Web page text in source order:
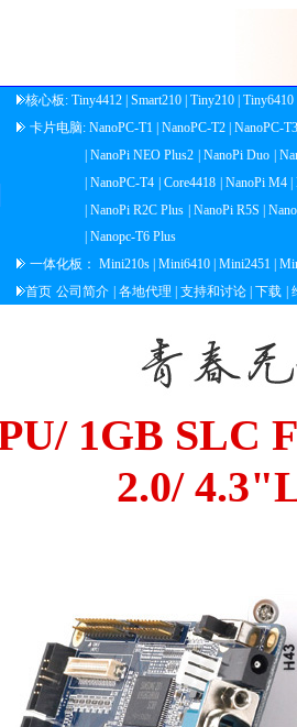
核心板: Tiny4412 | Smart210 | Tiny210 | Tiny6410
卡片电脑: NanoPC-T1 | NanoPC-T2 | NanoPC-
| NanoPi NEO Plus2
| NanoPi Duo
|
| NanoPC-T4
| Core4418 | NanoPi M4
| NanoPi R2C Plus
| NanoPi R5S
|
| Nanopc-T6 Plus
一体化板： Mini210s | Mini6410 | Mini2451 |
首页 公司简介 | 各地代理 | 支持和讨论 | 下载 |
1GB SLC
2.0/